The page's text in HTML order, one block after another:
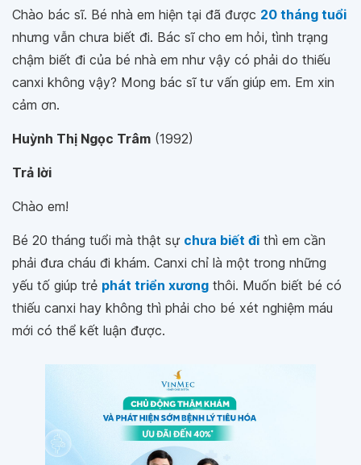
Chào bác sĩ. Bé nhà em hiện tại đã được 20 tháng tuổi
nhưng vẫn chưa biết đi. Bác sĩ cho em hỏi, tình trạng
chậm biết đi của bé nhà em như vậy có phải do thiếu
canxi không vậy? Mong bác sĩ tư vấn giúp em. Em xin
cảm ơn.
Huỳnh Thị Ngọc Trâm (1992)
Trả lời
Chào em!
Bé 20 tháng tuổi mà thật sự chưa biết đi thì em cần
phải đưa cháu đi khám. Canxi chỉ là một trong những
yếu tố giúp trẻ phát triển xương thôi. Muốn biết bé có
thiếu canxi hay không thì phải cho bé xét nghiệm máu
mới có thể kết luận được.